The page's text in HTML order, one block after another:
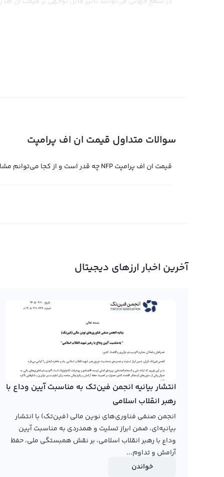
دیگر ارزهای دیجیتال مثل تتر یا اتریوم نمایش داده
تسهیل در معاملات ان اف پرامپت و نیز افزایش اعتبار این
تبدیل کنید.
نمودار ان اف پرامپت
روش‌های مختلف نمایشی مثل کندل و نمودار خطی ارائه
ان اف پی یکی از جدیدترین ارزهای دیجیتال است که به
هیچکدام از صرافی‌های ایرانی نمودار ان اف پرامپت را از
در حال بررسی و ارائه این ارز به کاربران هستند. برای
صرافی مورد نظر خود مراجعه کنید. رابکس در این صفحه
بپردازند.
رابکس از خرید و فروش بیش از ۱۰۰۰ ارز دیجیتال پشتیبانی می‌کند. برای معامله رمز ان اف پرامپت، به صفحه
بروید.
سوالات متداول قیمت ان اف پرامپت
قیمت ان اف پرامپت NFP چه قدر است و از کجا می‌توانم مشاهده کنم؟
آخرین اخبار ارزهای دیجیتال
انتشار بیانیه انجمن فین‌تک به مناسبت آیین وداع با
رهبر انقلاب اسلامی
انجمن صنفی فناوری‌های نوین مالی (فین‌تک) با انتشار
بیانیه‌ای، ضمن ابراز تسلیت و همدردی به مناسبت آیین
وداع با رهبر انقلاب اسلامی، بر نقش همبستگی ملی، حفظ
آرامش و تداوم...
خواندن